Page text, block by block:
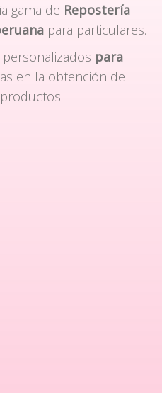
gama de Repostería
para particulares.
para
en la obtención de